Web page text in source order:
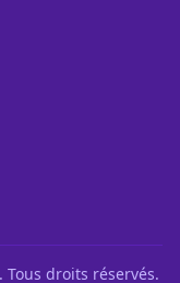
droits réservés.